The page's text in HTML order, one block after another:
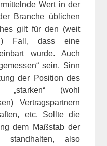
Wert in der
Branche üblichen
gilt für den (weit
Fall, dass eine
wurde. Auch
sein. Sinn
der Position des
„starken“ (wohl
Vertragspartnern
etc. Sollte die
dem Maßstab der
standhalten, also